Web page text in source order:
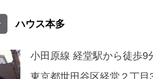
ハウス本多
小田原線 経堂駅から徒歩9
東京都世田谷区経堂２丁目